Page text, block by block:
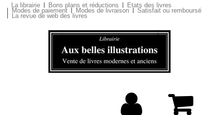
La librairie Bons plans et réductions Etats des livres
Modes de paiement Modes de livraison Satisfait ou remboursé
La revue de web des livres